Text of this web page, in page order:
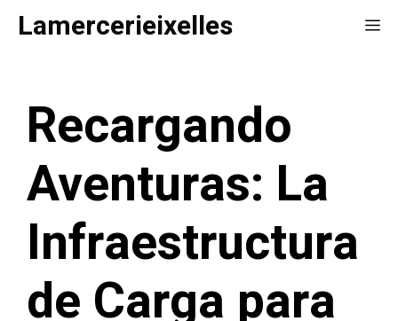
SaltarLamercerieixelles
Recargando
Aventuras: La
Infraestructura
de Carga para